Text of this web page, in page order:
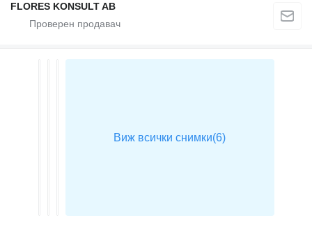
FLORES KONSULT AB